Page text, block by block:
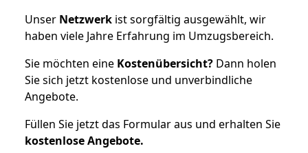
Unser Netzwerk ist sorgfältig ausgewählt, wir
haben viele Jahre Erfahrung im Umzugsbereich.
Sie möchten eine Kostenübersicht? Dann holen
Sie sich jetzt kostenlose und unverbindliche
Angebote.
Füllen Sie jetzt das Formular aus und erhalten Sie
kostenloseAngebote.